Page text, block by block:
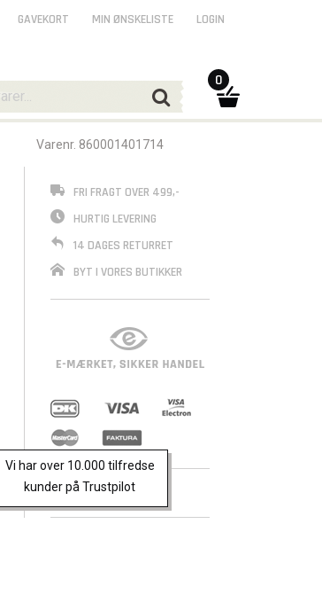
Varenr. 860001401714
Vi har over 10.000 tilfredse
kunder på Trustpilot
FRI FRAGT OVER 499,-
HURTIG LEVERING
14 DAGES RETURRET
BYT I VORES BUTIKKER
Trustpilot
GAVEKORT MIN ØNSKELISTE LOGIN
0